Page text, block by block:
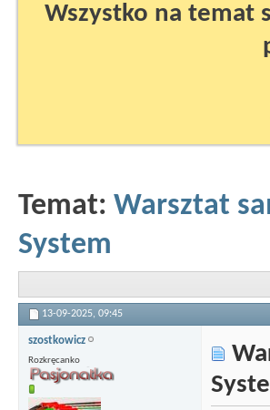
Wszystko na temat
Temat: Warsztat
System
13-09-2025, 09:45
szostkowicz
Rozkręcanko